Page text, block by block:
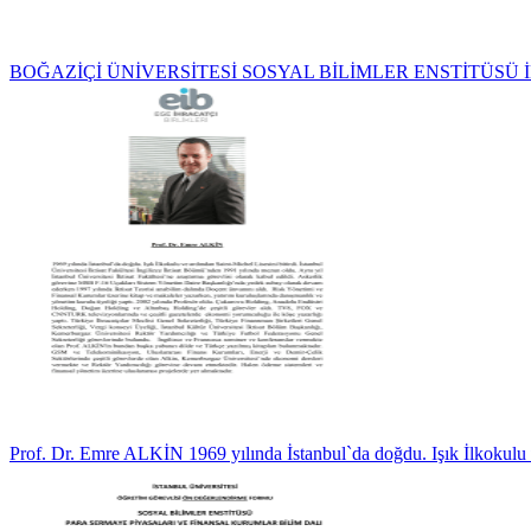
BOĞAZİÇİ ÜNİVERSİTESİ SOSYAL BİLİMLER ENSTİTÜSÜ
Prof. Dr. Emre ALKİN 1969 yılında İstanbul`da doğdu. Işık İlkokulu